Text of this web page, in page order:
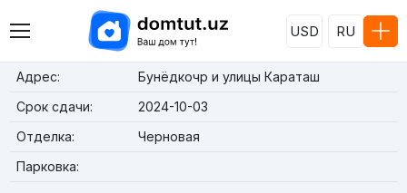
USD RU
Адрес:
Бунёдкочр и улицы Караташ
Срок сдачи:
2024-10-03
Отделка:
Черновая
Парковка: